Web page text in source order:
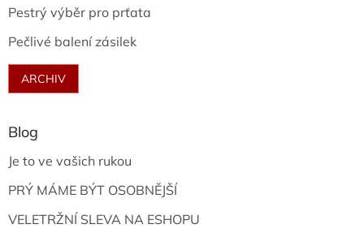
Pestrý výběr pro prťata
Pečlivé balení zásilek
ARCHIV
Blog
Je to ve vašich rukou
PRÝ MÁME BÝT OSOBNĚJŠÍ
VELETRŽNÍ SLEVA NA ESHOPU